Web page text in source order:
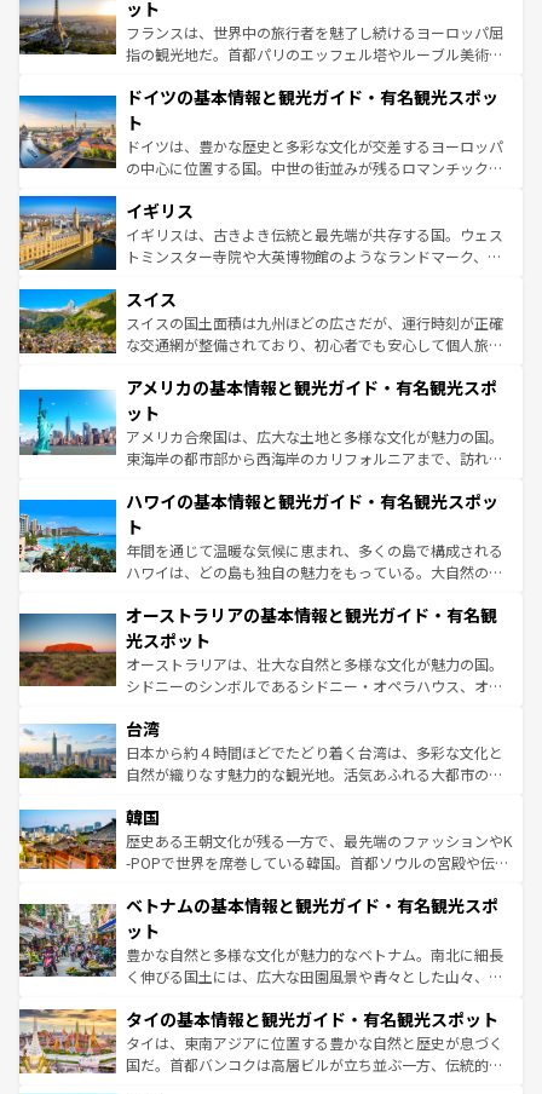
れる闘牛、そして美味しいタパスが生活の一部となってい
る。首都マドリードの洗練された雰囲気や、バルセロナの
アートに溢れた街角から、地方では古代ローマ遺跡や中世
せる。地方によって風土や気候が異なるスペインはその個
ンテンツ一覧 を参照してほしい。
ット
フランスは、世界中の旅行者を魅了し続けるヨーロッパ屈
指の観光地だ。首都パリのエッフェル塔やルーブル美術館
で、幅広い魅力が詰まっている。華麗な宮殿、歴史的な大
聖堂、美しいビーチ、そして豊かな自然が、訪れる者を心
から魅了する。また、フランスは美食の国としても知ら
れ、フランス料理はユネスコ無形文化遺産にも登録されて
香り高いラベンダー畑など、多彩な楽しみ方が可能だ。さ
らに、パリ以外の地域にも魅力が溢れており、どの街角に
も豊かな歴史と文化が息づいている。パリ以外の個性あふ
を参照してほしい。
ドイツの基本情報と観光ガイド・有名観光スポッ
ト
ドイツは、豊かな歴史と多彩な文化が交差するヨーロッパ
の中心に位置する国。中世の街並みが残るロマンチック街
顔を持つこの国は、どこを歩いても飽きることがない。ベ
ルリンの文化的活気、バイエルン州のアルプスの絶景、そ
してライン川沿いのワイン畑といった風景は必見。ビール
は、お酒好きな人にはぜひ体験してほしい。 なお、新着の
ドイツ情報はコンテンツ一覧を参照してほしい。
イギリス
イギリスは、古きよき伝統と最先端が共存する国。ウェス
トミンスター寺院や大英博物館のようなランドマーク、歴
リアごとに異なる魅力がある。また、優雅なアフタヌーン
ティー、ビール好きにはたまらない英国パブ、サッカー観
戦など、本場だからこそできる体験も豊富。イギリスを旅
ンツ一覧を参照してほしい。
スイス
スイスの国土面積は九州ほどの広さだが、運行時刻が正確
な交通網が整備されており、初心者でも安心して個人旅行
の建物がそのまま残る町や、スイスならではのユニークな
博物館もあり、アルプス観光だけでなく町歩きも満喫する
ことができる。国民の所得が高いため物価も高いが、旅行
者向けの交通パス提供のサービスもあり、うまく活用すれ
着のスイス情報はコンテンツ一覧を参照してほしい。
アメリカの基本情報と観光ガイド・有名観光スポ
ット
アメリカ合衆国は、広大な土地と多様な文化が魅力の国。
東海岸の都市部から西海岸のカリフォルニアまで、訪れる
のような巨大都市は、観光、ショッピング、エンターテイ
ンメントが詰まった刺激的なスポットだ。一方、アメリカ
西部には大自然が広がり、グランドキャニオンやイエロー
ストーン国立公園といった絶景が堪能できる。さらに、南
文化が魅力。旅行者はアメリカの各地域で異なる魅力を楽
しみながら、その多様性と豊かな歴史を感じることができ
るだろう。車でのロードトリップや列車の旅も、アメリカ
ならではの贅沢な旅のスタイルだ。 なお、新着のアメリカ
情報は コンテンツ一覧 を参照してほしい。
ハワイの基本情報と観光ガイド・有名観光スポッ
ト
年間を通じて温暖な気候に恵まれ、多くの島で構成される
ハワイは、どの島も独自の魅力をもっている。大自然の神
ワイ島は見逃せない。また、定番の観光地といえばオアフ
島だが、静かな自然を求めるならマウイ島やカウアイ島が
おすすめ。エメラルドグリーンに輝く海をはじめ、豊かな
文化や歴史が息づいている。「アロハスピリット」と呼ば
人々、おいしいローカルフードやハワイアンミュージッ
ク、伝統的なフラダンスなど、すべてがハワイの魅力を彩
っている。訪れるたびに新しい発見と感動が待っているハ
はコンテンツ一覧
オーストラリアの基本情報と観光ガイド・有名観
光スポット
オーストラリアは、壮大な自然と多様な文化が魅力の国。
シドニーのシンボルであるシドニー・オペラハウス、オー
リアリーフや大陸中央部にそびえるウルル（エアーズロッ
ク）、タスマニアの美しい原生林やケアンズの熱帯雨林な
ど、見どころがたくさん。また、カフェやワイン、オージ
いる。アクティビティも充実しており、サーフィンやダイ
ビング、ハイキングなど、アウトドア好きにはたまらな
い。オーストラリアの多彩な魅力を存分に味わいつくそ
参照してほしい。
台湾
日本から約４時間ほどでたどり着く台湾は、多彩な文化と
自然が織りなす魅力的な観光地。活気あふれる大都市の台
ン）、静ひつな山岳地帯である台湾東部など、都市の喧騒
と山間の静けさが共存しており、訪れる人に新しい発見と
驚きをもたらしてくれる。また、奥深い台湾の食文化も魅
容にもいいと評判のスイーツなど、バラエティ豊かな料理
照してほしい。
韓国
歴史ある王朝文化が残る一方で、最先端のファッションやK
-POPで世界を席巻している韓国。首都ソウルの宮殿や伝統
き、地方に足を延ばせば四季折々の自然美を楽しむことが
できる。そして、キムチや焼肉、絶品のストリートフード
まで、さまざまな韓国料理が待っている。夜には、韓国な
らではのナイトライフも堪能できる。あたたかいホスピタ
わってみてほしい。 なお、新着の韓国情報はコンテンツ一
覧 を参照してほしい。
ベトナムの基本情報と観光ガイド・有名観光スポ
ット
豊かな自然と多様な文化が魅力的なベトナム。南北に細長
く伸びる国土には、広大な田園風景や青々とした山々、世
急速な発展と共に伝統が息づく。ハノイの古い町並みやホ
ーチミン市のフランス統治時代の建物も、独特の雰囲気を
醸し出している。また、バラエティの豊かさとおいしさで
タイの基本情報と観光ガイド・有名観光スポット
タイは、東南アジアに位置する豊かな自然と歴史が息づく
国だ。首都バンコクは高層ビルが立ち並ぶ一方、伝統的な